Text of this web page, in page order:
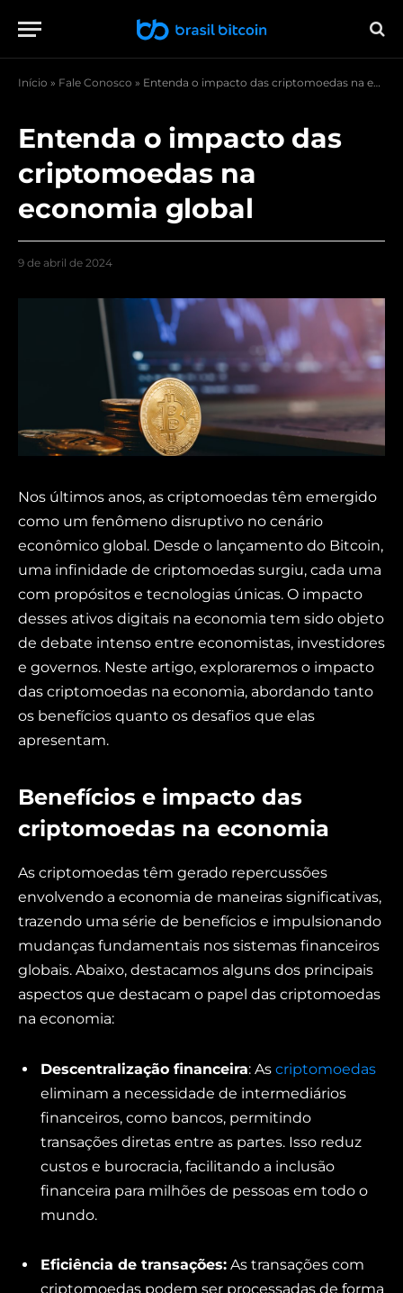
Início » Fale Conosco » Entenda o impacto das criptomoedas na economia global
Entenda o impacto das
criptomoedas na
economia global
9 de abril de 2024
Nos últimos anos, as criptomoedas têm emergido
como um fenômeno disruptivo no cenário
econômico global. Desde o lançamento do Bitcoin,
uma infinidade de criptomoedas surgiu, cada uma
com propósitos e tecnologias únicas. O impacto
desses ativos digitais na economia tem sido objeto
de debate intenso entre economistas, investidores
e governos. Neste artigo, exploraremos o impacto
das criptomoedas na economia, abordando tanto
os benefícios quanto os desafios que elas
apresentam.
Benefícios e impacto das
criptomoedas na economia
As criptomoedas têm gerado repercussões
envolvendo a economia de maneiras significativas,
trazendo uma série de benefícios e impulsionando
mudanças fundamentais nos sistemas financeiros
globais. Abaixo, destacamos alguns dos principais
aspectos que destacam o papel das criptomoedas
na economia:
Descentralização financeira: As criptomoedas
eliminam a necessidade de intermediários
financeiros, como bancos, permitindo
transações diretas entre as partes. Isso reduz
custos e burocracia, facilitando a inclusão
financeira para milhões de pessoas em todo o
mundo.
Eficiência de transações: As transações com
criptomoedas podem ser processadas de forma